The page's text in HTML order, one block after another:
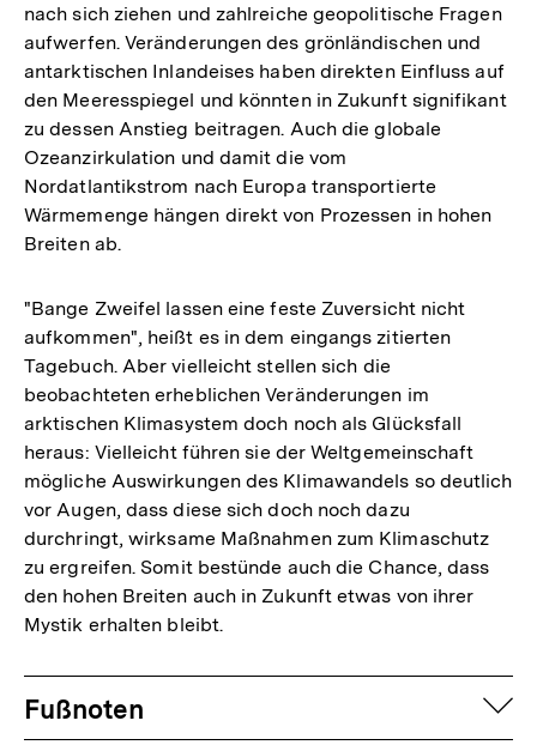
nach sich ziehen und zahlreiche geopolitische Fragen
aufwerfen. Veränderungen des grönländischen und
antarktischen Inlandeises haben direkten Einfluss auf
den Meeresspiegel und könnten in Zukunft signifikant
zu dessen Anstieg beitragen. Auch die globale
Ozeanzirkulation und damit die vom
Nordatlantikstrom nach Europa transportierte
Wärmemenge hängen direkt von Prozessen in hohen
Breiten ab.
"Bange Zweifel lassen eine feste Zuversicht nicht
aufkommen", heißt es in dem eingangs zitierten
Tagebuch. Aber vielleicht stellen sich die
beobachteten erheblichen Veränderungen im
arktischen Klimasystem doch noch als Glücksfall
heraus: Vielleicht führen sie der Weltgemeinschaft
mögliche Auswirkungen des Klimawandels so deutlich
vor Augen, dass diese sich doch noch dazu
durchringt, wirksame Maßnahmen zum Klimaschutz
zu ergreifen. Somit bestünde auch die Chance, dass
den hohen Breiten auch in Zukunft etwas von ihrer
Mystik erhalten bleibt.
Fussnoten
Fußnoten